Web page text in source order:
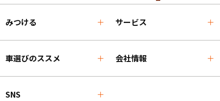
みつける サービス
車選びのススメ 会社情報
SNS